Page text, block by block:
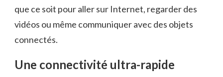
que ce soit pour aller sur Internet, regarder des
vidéos ou même communiquer avec des objets
connectés.
Une connectivité ultra-rapide